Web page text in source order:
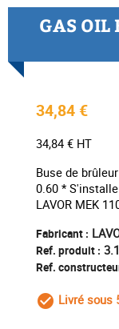
GAS OIL
34,84 €
34,84 € HT
Buse de
0.60 *
LAVOR MEK
Fabricant :
Ref. produit :
Ref.
Livré sous